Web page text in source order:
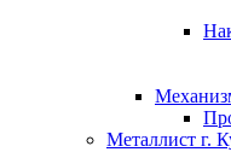
Металлист г.